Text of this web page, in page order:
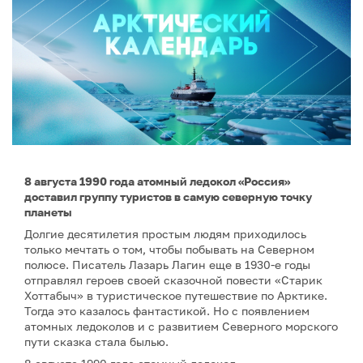
8 августа 1990 года атомный ледокол «Россия»
доставил группу туристов в самую северную точку
планеты
Долгие десятилетия простым людям приходилось
только мечтать о том, чтобы побывать на Северном
полюсе. Писатель Лазарь Лагин еще в 1930-е годы
отправлял героев своей сказочной повести «Старик
Хоттабыч» в туристическое путешествие по Арктике.
Тогда это казалось фантастикой. Но с появлением
атомных ледоколов и с развитием Северного морского
пути сказка стала былью.